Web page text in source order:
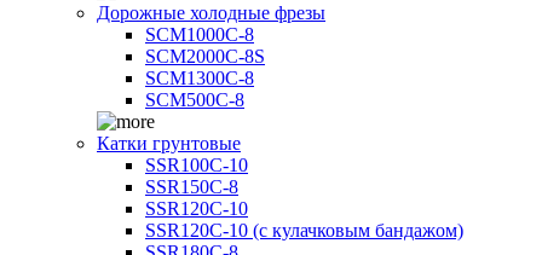
Дорожные холодные фрезы
SCM1000C-8
SCM2000C-8S
SCM1300C-8
SCM500C-8
Катки грунтовые
SSR100C-10
SSR150C-8
SSR120C-10
SSR120C-10 (с кулачковым бандажом)